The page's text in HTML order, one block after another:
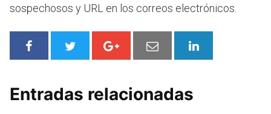
sospechosos y URL en los correos electrónicos.
Entradas relacionadas